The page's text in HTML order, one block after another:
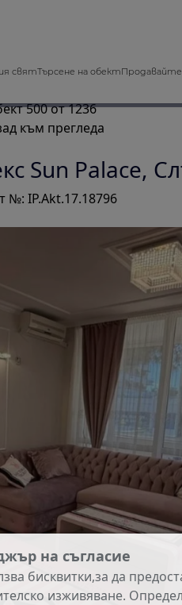
святТърсене на обектПродавайте
500 от 1236
към прегледа
Sun Palace,
№: IP.Akt.17.18796
на съгласие
бисквитки,за да
изживяване.